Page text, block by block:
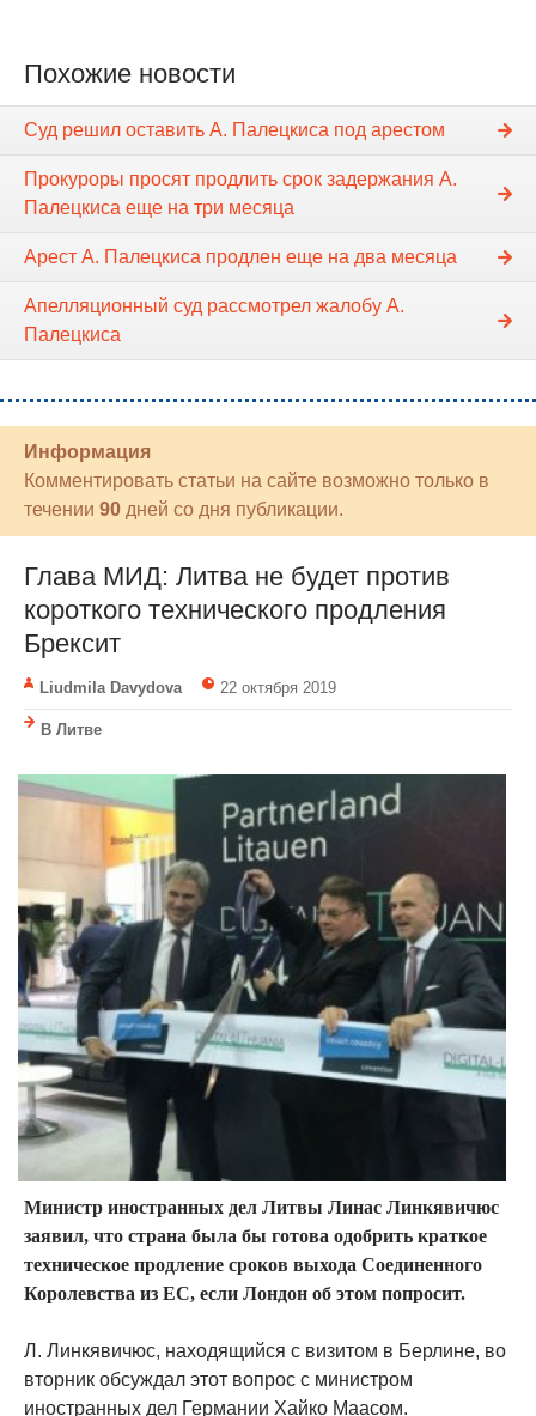
Похожие новости
Суд решил оставить А. Палецкиса под арестом
Прокуроры просят продлить срок задержания А.
Палецкиса еще на три месяца
Арест А. Палецкиса продлен еще на два месяца
Апелляционный суд рассмотрел жалобу А.
Палецкиса
Информация
Комментировать статьи на сайте возможно только в
течении 90 дней со дня публикации.
Глава МИД: Литва не будет против
короткого технического продления
Брексит
Liudmila Davydova 22 октября 2019
В Литве
Министр иностранных дел Литвы Линас Линкявичюс
заявил, что страна была бы готова одобрить краткое
техническое продление сроков выхода Соединенного
Королевства из ЕС, если Лондон об этом попросит.
Л. Линкявичюс, находящийся с визитом в Берлине, во
вторник обсуждал этот вопрос с министром
иностранных дел Германии Хайко Маасом.